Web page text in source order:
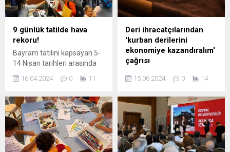
Programın bir parçası
olarak, Haydar Aliyev’in
hayatını ve başarılarını
anlatan “Sanatın Büyük
gösterildi. Törende, Amerika
Azerbaycan...
zorla geliyor. Neden? Çünkü
yıllardır aynı insanlar
iktidarda olunca şunu
düşünüyorlar; ‘Ceketimizi
assak kazanırız’ diyorlar ve
halkın içine girmiyorlar.
Gençlerimizin derdini
anlamıyorlar....
9 günlük tatilde hava
rekoru!
Bayram tatilini kapsayan 5-
14 Nisan tarihleri arasında
852 bin 948 yolcuya hizmet
genelinde toplamda 42 bin
573 uçak trafiği
gerçekleşirken 6 milyon 852
bin 948 yolcu hava yolu ile
seyahat etti ANKARA (İGFA)
16.04.2024 0 11
Deri ihracatçılarından
'kurban derilerini
ekonomiye kazandıralım'
çağrısı
döneminde yüzde 25
yaklaşan Kurban
Bayramı’nda kesilecek
kurbanlıkların derilerinin
ekonomiye kazandırılması
için harekete geçti. İZMİR
15.06.2024 0 14